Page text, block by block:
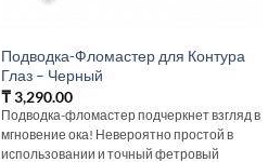
Подводка-Фломастер для Контура
Глаз – Черный
₸3,290.00
Подводка-фломастер подчеркнет взгляд в
мгновение ока! Невероятно простой в
использовании и точный фетровый